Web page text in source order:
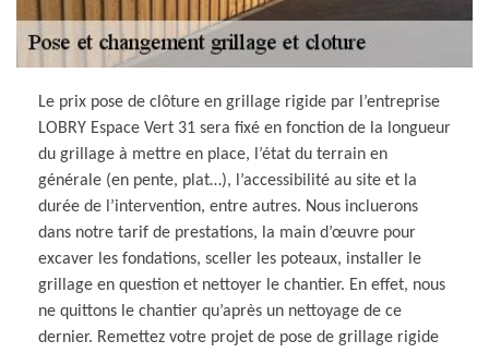
Le prix pose de clôture en grillage rigide par l’entreprise
LOBRY Espace Vert 31 sera fixé en fonction de la longueur
du grillage à mettre en place, l’état du terrain en
générale (en pente, plat…), l’accessibilité au site et la
durée de l’intervention, entre autres. Nous incluerons
dans notre tarif de prestations, la main d’œuvre pour
excaver les fondations, sceller les poteaux, installer le
grillage en question et nettoyer le chantier. En effet, nous
ne quittons le chantier qu’après un nettoyage de ce
dernier. Remettez votre projet de pose de grillage rigide